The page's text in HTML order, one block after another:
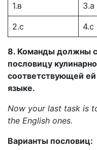
1.в 3.а
2.с 4.с
8. Команды должны
пословицу
соответствующей
языке.
Now your last task is
the English ones.
Варианты пословиц: